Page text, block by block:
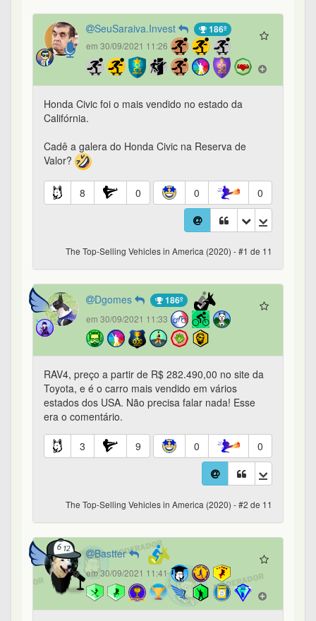
SeuSaraiva.Invest 186º
em 30/09/2021 11:26
Honda Civic foi o mais vendido no estado da
Califórnia.
Cadê a galera do Honda Civic na Reserva de
Valor?
8 0 0 0
The Top-Selling Vehicles in America (2020) - #1 de 11
Dgomes 186º
em 30/09/2021 11:33
RAV4, preço a partir de R$ 282.490,00 no site da
Toyota, e é o carro mais vendido em vários
estados dos USA. Não precisa falar nada! Esse
era o comentário.
3 9 0 0
The Top-Selling Vehicles in America (2020) - #2 de 11
Bastter
em 30/09/2021 11:41